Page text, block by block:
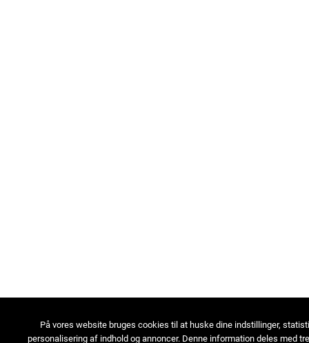
På vores website bruges cookies til at huske dine indstillinger,
personalisering af indhold og annoncer. Denne information deles med